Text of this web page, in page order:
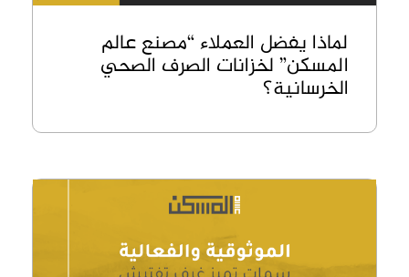
لماذا يفضل العملاء “مصنع عالم
المسكن” لخزانات الصرف الصحي
الخرسانية؟